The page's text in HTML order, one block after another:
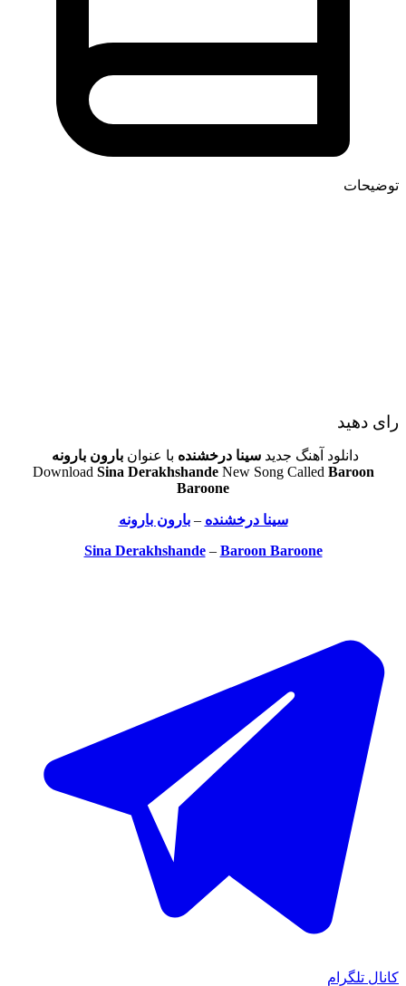
توضیحات
رای دهید
دانلود آهنگ جدیدسینا درخشنده با عنوانبارون بارونه
Download Sina DerakhshandeNew Song Called Baroon
Baroone
سینا درخشنده –بارون بارونه
Sina Derakhshande– Baroon Baroone
کانال تلگرام